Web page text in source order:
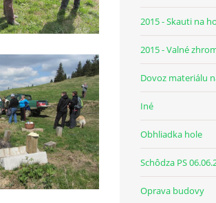
2015 - Skauti na
2015 - Valné
Dovoz materiálu
Iné
Obhliadka hole
Schôdza PS
Oprava budovy